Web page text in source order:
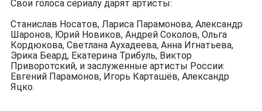
Свои голоса сериалу дарят артисты:
Станислав Носатов, Лариса Парамонова, Александр
Шаронов, Юрий Новиков, Андрей Соколов, Ольга
Кордюкова, Светлана Аухадеева, Анна Игнатьева,
Эрика Беард, Екатерина Трибуль, Виктор
Приворотский, и заслуженные артисты России:
Евгений Парамонов, Игорь Карташёв, Александр
Яцко.